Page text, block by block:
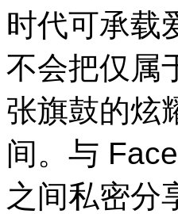
时代可承载
不会把仅属
张旗鼓的炫
间。与
之间私密分